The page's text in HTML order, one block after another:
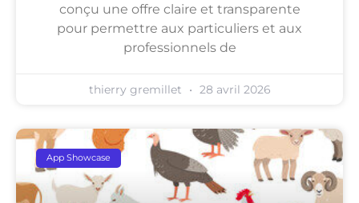
conçu une offre claire et transparente
pour permettre aux particuliers et aux
professionnels de
thierry gremillet 28 avril 2026
App Showcase